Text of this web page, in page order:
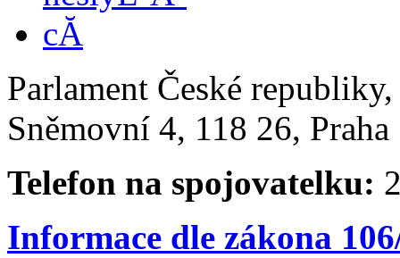
Parlament České
Sněmovní 4, 118 26,
Telefon na spojovatelku:
Informace dle zákona